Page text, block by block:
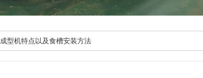
型机特点以及食槽安装方法